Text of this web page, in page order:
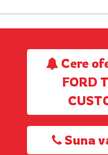
Cere
FORD
Suna